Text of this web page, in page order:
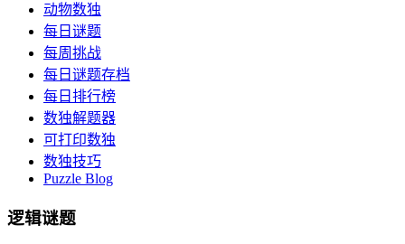
动物数独
每日谜题
每周挑战
每日谜题存档
每日排行榜
数独解题器
可打印数独
数独技巧
Puzzle Blog
逻辑谜题